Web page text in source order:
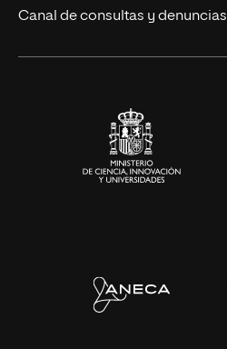
Eventos
Canal de consultas y denuncias